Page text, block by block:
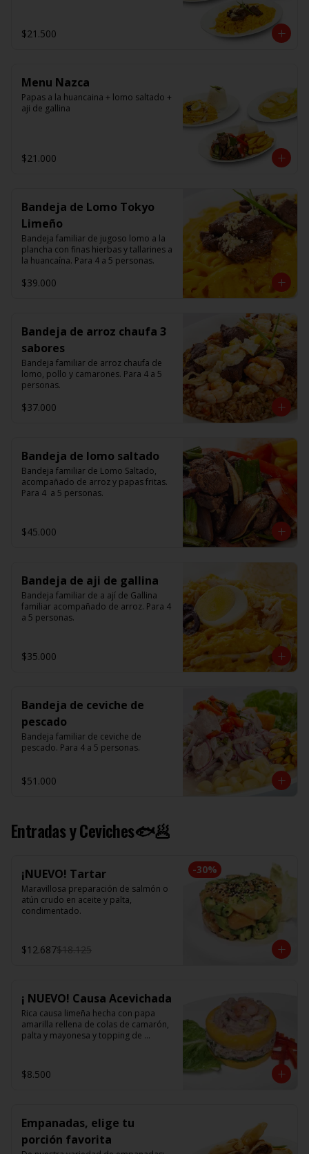
$21.500
Menu Nazca
Papas a la huancaina + lomo saltado +
aji de gallina
$21.000
Bandeja de Lomo Tokyo
Limeño
Bandeja familiar de jugoso lomo a la
plancha con finas hierbas y tallarines a
la huancaína. Para 4 a 5 personas.
$39.000
Bandeja de arroz chaufa 3
sabores
Bandeja familiar de arroz chaufa de
lomo, pollo y camarones. Para 4 a 5
personas.
$37.000
Bandeja de lomo saltado
Bandeja familiar de Lomo Saltado,
acompañado de arroz y papas fritas.
Para 4  a 5 personas.
$45.000
Bandeja de aji de gallina
Bandeja familiar de a ají de Gallina
familiar acompañado de arroz. Para 4
a 5 personas.
$35.000
Bandeja de ceviche de
pescado
Bandeja familiar de ceviche de
pescado. Para 4 a 5 personas.
$51.000
Entradas y Ceviches🐟🥟
-30%
¡NUEVO! Tartar
Maravillosa preparación de salmón o
atún crudo en aceite y palta,
condimentado.
$12.687$18.125
¡ NUEVO! Causa Acevichada
Rica causa limeña hecha con papa
amarilla rellena de colas de camarón,
palta y mayonesa y topping de
$8.500
Empanadas, elige tu
porción favorita